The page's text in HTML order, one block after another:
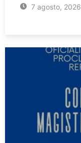
7 agosto, 2026